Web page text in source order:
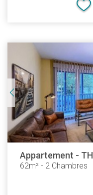
Appartement -
62m² - 2 Chambres